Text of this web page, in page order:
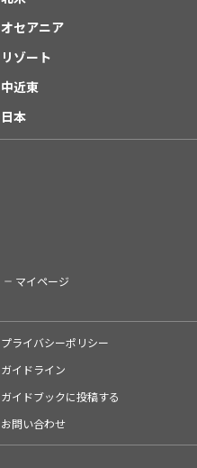
オセアニア
リゾート
中近東
日本
マイページ
プライバシーポリシー
ガイドライン
ガイドブックに投稿する
お問い合わせ